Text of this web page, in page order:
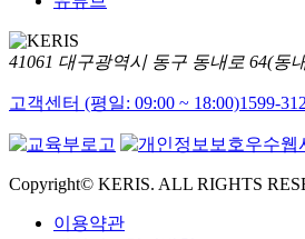
41061 대구광역시 동구 동내로 64(동
고객센터 (평일: 09:00 ~ 18:00)1599-
Copyright© KERIS. ALL RIGHTS
이용약관